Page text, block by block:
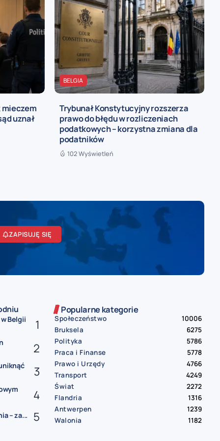
mieczem
uznał
BELGIA
Trybunał Konstytucyjny rozszerza
prawo do błędu w rozliczeniach
podatkowych – korzystna zmiana dla
podatników
102 Wyświetleń
ZAPISUJĘ SIĘ
Belgii
– za...
Popularne kategorie
Społeczeństwo
10006
Bruksela
6275
Polityka
5786
Praca i Finanse
5778
Prawo i Urzędy
4766
Transport
4249
Świat
2272
Flandria
1316
Antwerpen
1239
Walonia
1182